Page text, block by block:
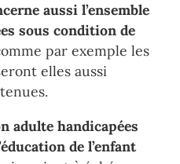
aussi l’ensemble
sous condition de
par exemple les
elles aussi
adulte handicapées
de l’enfant